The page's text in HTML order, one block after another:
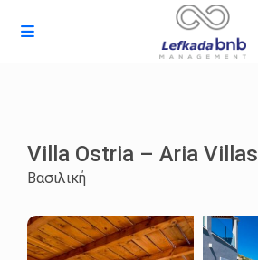
Villa Ostria – Aria Villas
Βασιλική